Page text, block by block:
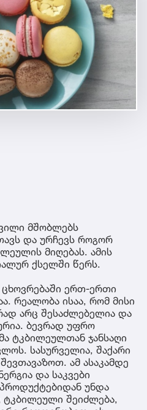
მშობლებს
და ურჩევს როგორ
მიღებას. ამის
ქსელში წერს.
ცხოვრებაში ერთ-ერთი
რეალობა ისაა, რომ მისი
არც შესაძლებელია და
ბევრად უფრო
ტკბილეულთან ჯანსაღი
სასურველია, შაქარი
ამ ასაკამდე
და საკვები
უნდა
შეიძლება,